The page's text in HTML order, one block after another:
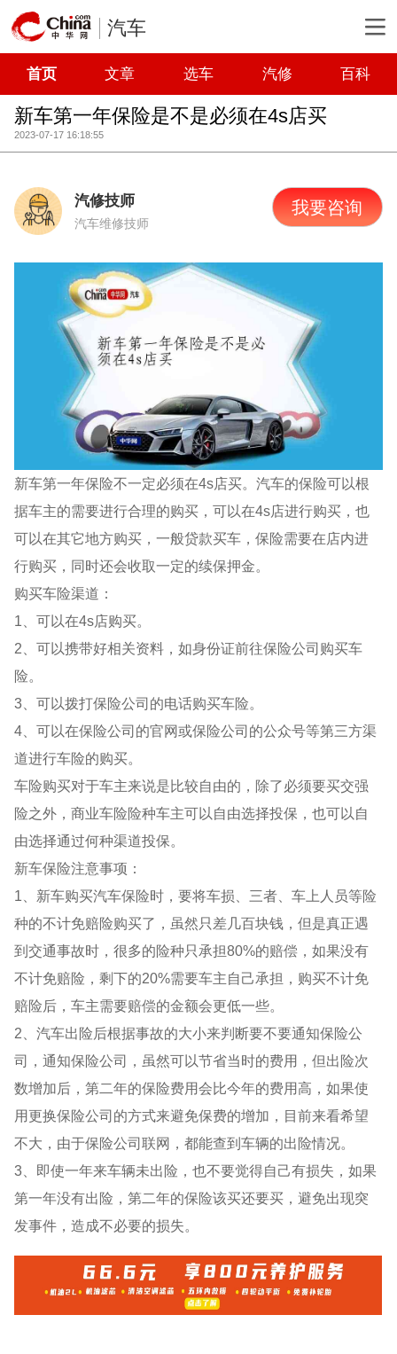
汽车
首页 文章 选车 汽修 百科
新车第一年保险是不是必须在4s店买
2023-07-17 16:18:55
汽修技师
汽车维修技师
我要咨询
新车第一年保险不一定必须在4s店买。汽车的保险可以根
据车主的需要进行合理的购买，可以在4s店进行购买，也
可以在其它地方购买，一般贷款买车，保险需要在店内进
行购买，同时还会收取一定的续保押金。
购买车险渠道：
1、可以在4s店购买。
2、可以携带好相关资料，如身份证前往保险公司购买车
险。
3、可以拨打保险公司的电话购买车险。
4、可以在保险公司的官网或保险公司的公众号等第三方渠
道进行车险的购买。
车险购买对于车主来说是比较自由的，除了必须要买交强
险之外，商业车险险种车主可以自由选择投保，也可以自
由选择通过何种渠道投保。
新车保险注意事项：
1、新车购买汽车保险时，要将车损、三者、车上人员等险
种的不计免赔险购买了，虽然只差几百块钱，但是真正遇
到交通事故时，很多的险种只承担80%的赔偿，如果没有
不计免赔险，剩下的20%需要车主自己承担，购买不计免
赔险后，车主需要赔偿的金额会更低一些。
2、汽车出险后根据事故的大小来判断要不要通知保险公
司，通知保险公司，虽然可以节省当时的费用，但出险次
数增加后，第二年的保险费用会比今年的费用高，如果使
用更换保险公司的方式来避免保费的增加，目前来看希望
不大，由于保险公司联网，都能查到车辆的出险情况。
3、即使一年来车辆未出险，也不要觉得自己有损失，如果
第一年没有出险，第二年的保险该买还要买，避免出现突
发事件，造成不必要的损失。